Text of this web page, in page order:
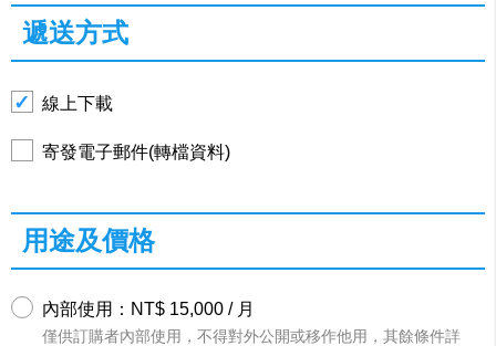
遞送方式
線上下載
寄發電子郵件(轉檔資料)
用途及價格
內部使用：NT$ 15,000 / 月
僅供訂購者內部使用，不得對外公開或移作他用，其餘條件詳